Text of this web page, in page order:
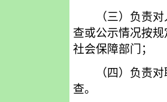
（三）负责对
查或公示情况按
社会保障部门；
（四）负责对
查。